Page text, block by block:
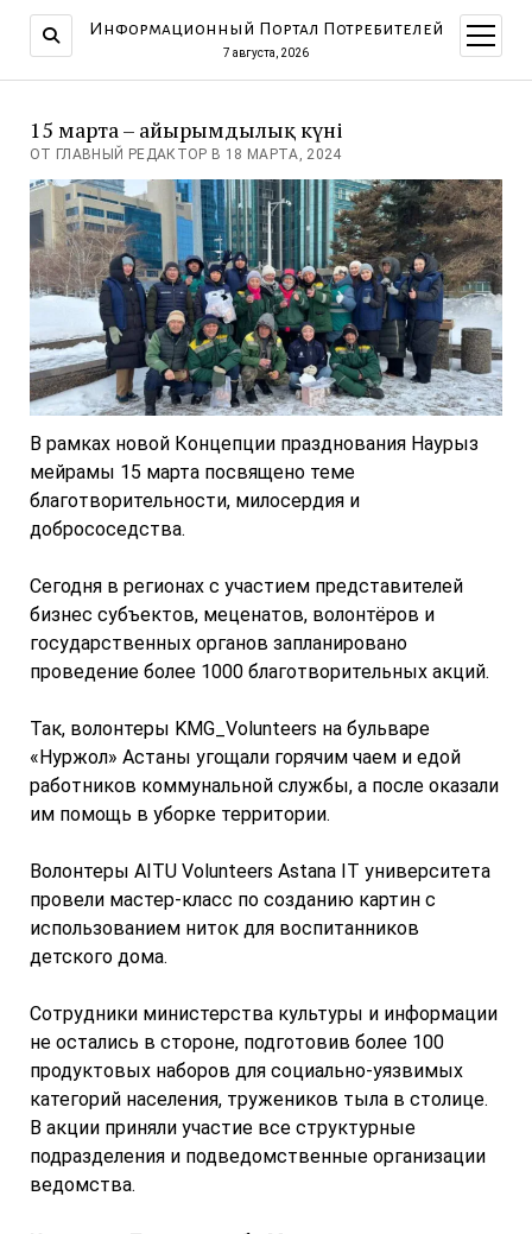
Информационный Портал Потребителей
7 августа, 2026
меню
15 марта – Қайырымдылық күні
ОТ ГЛАВНЫЙ РЕДАКТОР В 18 МАРТА, 2024
В рамках новой Концепции празднования Наурыз
мейрамы 15 марта посвящено теме
благотворительности, милосердия и
добрососедства.
Сегодня в регионах с участием представителей
бизнес субъектов, меценатов, волонтёров и
государственных органов запланировано
проведение более 1000 благотворительных акций.
Так, волонтеры KMG_Volunteers на бульваре
«Нуржол» Астаны угощали горячим чаем и едой
работников коммунальной службы, а после оказали
им помощь в уборке территории.
Волонтеры AITU Volunteers Astana IT университета
провели мастер-класс по созданию картин с
использованием ниток для воспитанников
детского дома.
Сотрудники министерства культуры и информации
не остались в стороне, подготовив более 100
продуктовых наборов для социально-уязвимых
категорий населения, тружеников тыла в столице.
В акции приняли участие все структурные
подразделения и подведомственные организации
ведомства.